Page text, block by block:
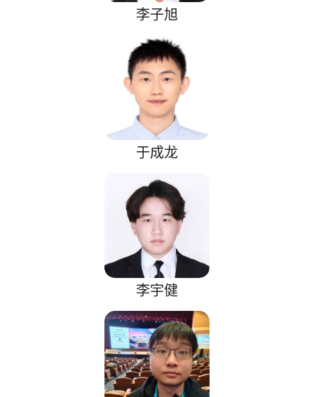
李子旭
于成龙
李宇健